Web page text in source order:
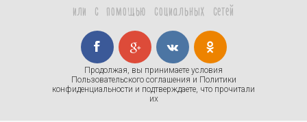
или с помощью социальных сетей
Продолжая, вы принимаете условия
Пользовательского соглашения и Политики
конфиденциальности и подтверждаете, что прочитали
их